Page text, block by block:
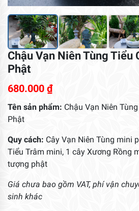
Chậu Vạn Niên Tùng Tiểu
Phật
680.000 ₫
Tên sản phẩm: Chậu Vạn Niên
Phật
Quy cách: Cây Vạn Niên Tùng mini
Tiểu Trâm mini, 1 cây Xương Rồng
tượng phật
Giá chưa bao gồm VAT, phí vận
sinh khác